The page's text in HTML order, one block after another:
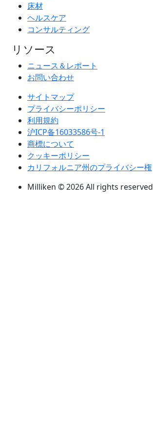
床材
ヘルスケア
コンサルティング
リソース
ニュース＆レポート
お問い合わせ
サイトマップ
プライバシーポリシー
利用規約
沪ICP备16033586号-1
商標について
クッキーポリシー
カリフォルニア州のプライバシー権
Milliken © 2026 All rights reserved